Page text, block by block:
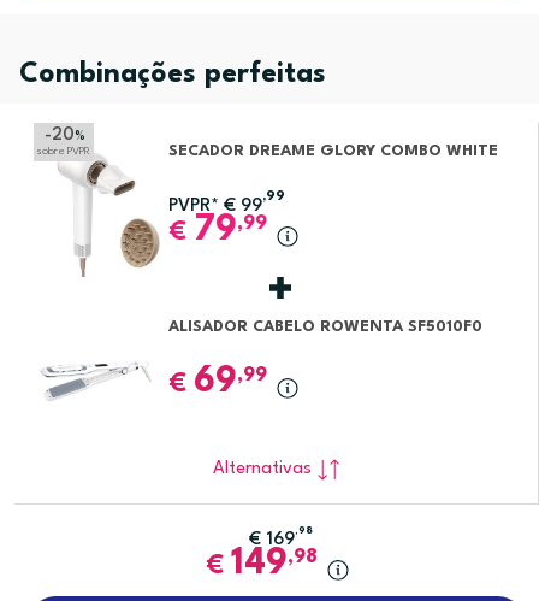
Combinações perfeitas
-20 %
sobre PVPR SECADOR DREAME GLORY COMBO WHITE
PVPR* € 99
,99
€ 79,99
ALISADOR CABELO ROWENTA SF5010F0
€ 69,99
Alternativas
€ 169,98
€ 149,98